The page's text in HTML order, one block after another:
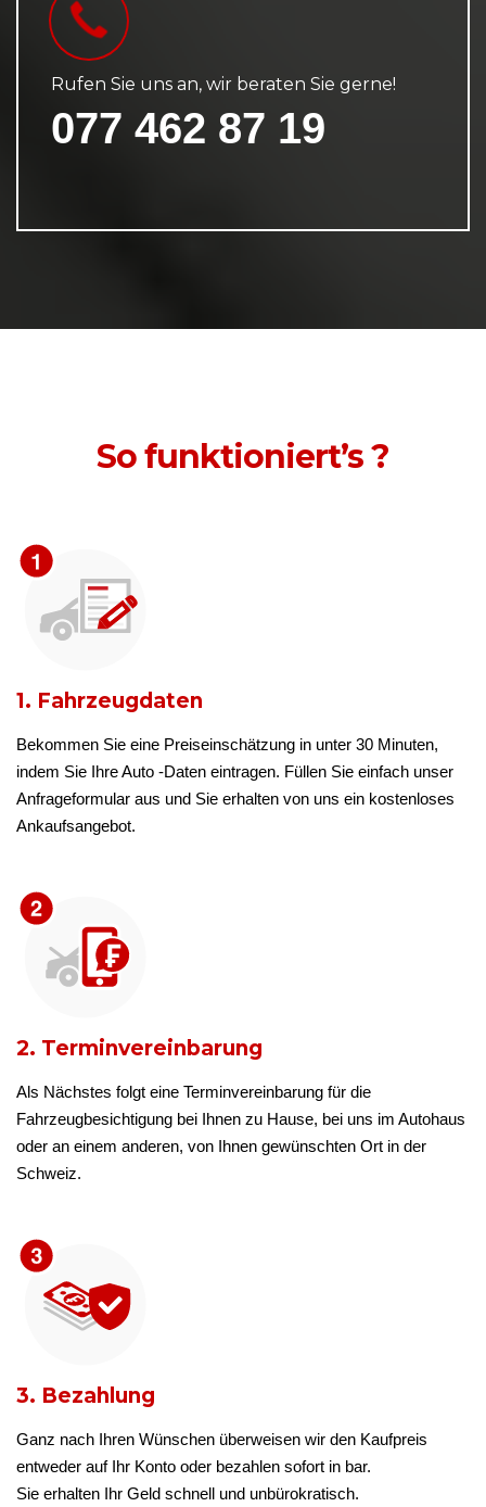
Rufen Sie uns an, wir beraten Sie gerne!
077 462 87 19
So funktioniert’s ?
1. Fahrzeugdaten
Bekommen Sie eine Preiseinschätzung in unter 30 Minuten,
indem Sie Ihre Auto -Daten eintragen. Füllen Sie einfach unser
Anfrageformular aus und Sie erhalten von uns ein kostenloses
Ankaufsangebot.
2. Terminvereinbarung
Als Nächstes folgt eine Terminvereinbarung für die
Fahrzeugbesichtigung bei Ihnen zu Hause, bei uns im Autohaus
oder an einem anderen, von Ihnen gewünschten Ort in der
Schweiz.
3. Bezahlung
Ganz nach Ihren Wünschen überweisen wir den Kaufpreis
entweder auf Ihr Konto oder bezahlen sofort in bar.
Sie erhalten Ihr Geld schnell und unbürokratisch.